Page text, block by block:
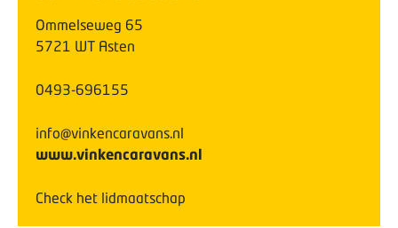
Ommelseweg 65
5721 WT Asten
0493-696155
info@vinkencaravans.nl
www.vinkencaravans.nl
Check het lidmaatschap